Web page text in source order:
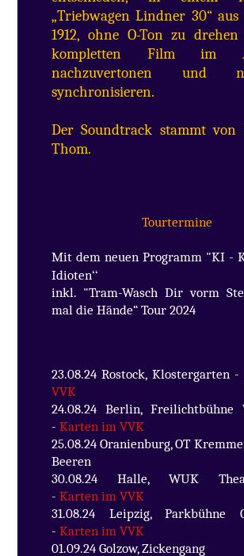
„Triebwagen Lindner 30“
1912, ohne O-Ton zu
kompletten Film im
nachzuvertonen und
synchronisieren.
Der Soundtrack stammt von
Thom.
Tourtermine
Mit dem neuen Programm "KI -
Idioten“
inkl. "Tram-Wasch Dir vorm
mal die Hände“ Tour 2024
23.08.24 Rostock, Klostergarten -
VVK
24.08.24 Berlin, Freilichtbühne
-Karten im VVK
25.08.24 Oranienburg, OT
Beeren
30.08.24 Halle, WUK
-Karten im VVK
31.08.24 Leipzig, Parkbühne
-Karten im VVK
01.09.24 Golzow, Zickengang